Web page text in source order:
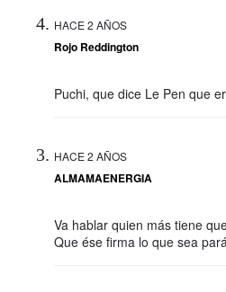
HACE 2 AÑOS
Rojo Reddington
Puchi, que dice Le Pen que
HACE 2 AÑOS
ALMAMAENERGIA
Va hablar quien más tiene
Que ése firma lo que sea